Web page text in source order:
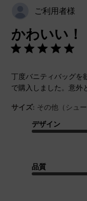
ご利用者様
かわいい！
丁度バニティバッグを
で購入しました。意外
サイズ: その他（シュー
デザイン
品質